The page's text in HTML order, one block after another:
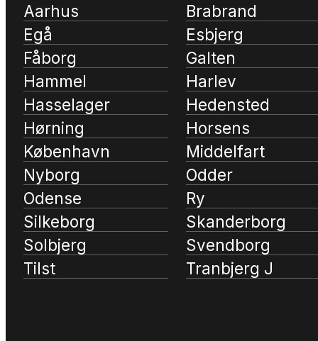
Aarhus
Brabrand
Egå
Esbjerg
Fåborg
Galten
Hammel
Harlev
Hasselager
Hedensted
Hørning
Horsens
København
Middelfart
Nyborg
Odder
Odense
Ry
Silkeborg
Skanderborg
Solbjerg
Svendborg
Tilst
Tranbjerg J